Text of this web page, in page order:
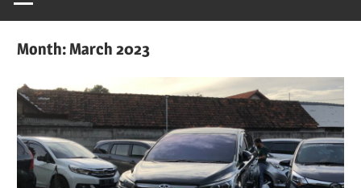
Month:March 2023